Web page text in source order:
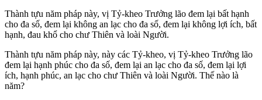
Thành tựu năm pháp này, vị Tỷ-kheo Trưởng lão đem lại bất hạnh
cho đa số, đem lại không an lạc cho đa số, đem lại không lợi ích, bất
hạnh, đau khổ cho chư Thiên và loài Người.
Thành tựu năm pháp này, này các Tỷ-kheo, vị Tỷ-kheo Trưởng lão
đem lại hạnh phúc cho đa số, đem lại an lạc cho đa số, đem lại lợi
ích, hạnh phúc, an lạc cho chư Thiên và loài Người. Thế nào là
năm?